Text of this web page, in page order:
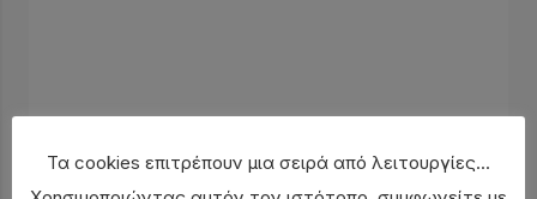
Τα cookies επιτρέπουν μια σειρά από λειτουργίες...